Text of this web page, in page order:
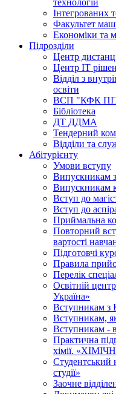
Інтегрованих
Факультет
Економіки та
Підрозділи
Центр
Центр ІТ
Відділ з
освіти
ВСП "КФК
Бібліотека
ДТ ДДМА
Тендерний
Відділи та
Абітурієнту
Умови вступу
Випускникам
Випускникам
Вступ до
Вступ до
Приймальна
Повторний
вартості
Підготовчі
Правила
Перелік
Освітній
Україна»
Вступникам з
Вступникам,
Вступникам -
Практична
хімії.
Студентський
студії»
Заочне